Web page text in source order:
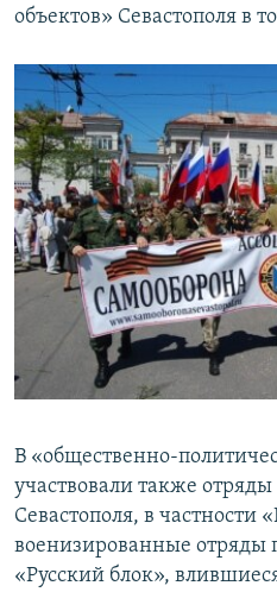
объектов» Севастополя в
В «общественно-
участвовали также
Севастополя, в частности
военизированные отряды
«Русский блок»,